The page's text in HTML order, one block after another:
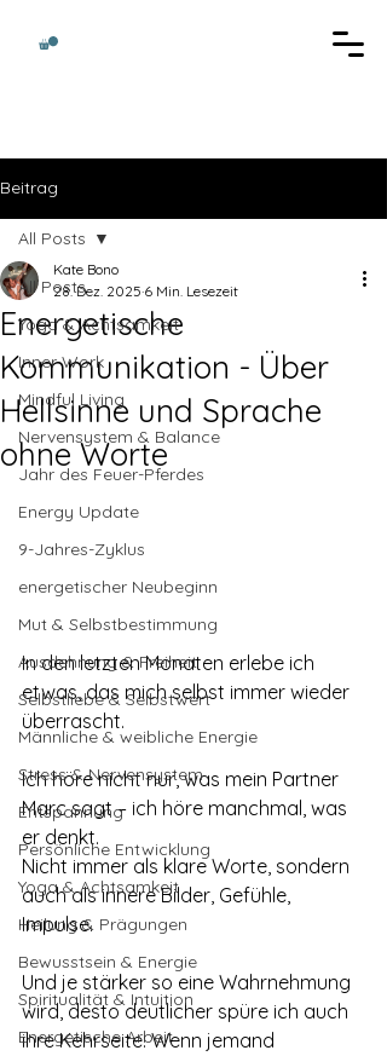
Beitrag
All Posts
Yoga & Achtsamkeit
Inner Work
Mindful Living
Nervensystem & Balance
Jahr des Feuer-Pferdes
Energy Update
9-Jahres-Zyklus
energetischer Neubeginn
Mut & Selbstbestimmung
Ausdehnung & Freiheit
Selbstliebe & Selbstwert
Männliche & weibliche Energie
Stress & Nervensystem
Entspannung
Persönliche Entwicklung
Yoga & Achtsamkeit
Heilung & Prägungen
Bewusstsein & Energie
Spiritualität & Intuition
Energetische Arbeit
All Posts
Energetische
Kommunikation - Über
Hellsinne und Sprache
ohne Worte
Kate Bono
28. Dez. 2025 6 Min. Lesezeit
In den letzten Monaten erlebe ich
etwas, das mich selbst immer wieder
überrascht.
Ich höre nicht nur, was mein Partner
Marc sagt – ich höre manchmal, was
er denkt.
Nicht immer als klare Worte, sondern
auch als innere Bilder, Gefühle,
Impulse.
Und je stärker so eine Wahrnehmung
wird, desto deutlicher spüre ich auch
ihre Kehrseite: Wenn jemand